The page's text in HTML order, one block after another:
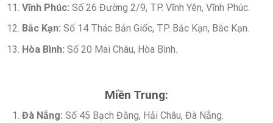
Vĩnh Phúc: Số 26 Đường 2/9, TP. Vĩnh Yên, Vĩnh Phúc.
Bắc Kạn: Số 14 Thác Bản Giốc, TP. Bắc Kạn, Bắc Kạn.
Hòa Bình: Số 20 Mai Châu, Hòa Bình.
Miền Trung:
Đà Nẵng: Số 45 Bạch Đằng, Hải Châu, Đà Nẵng.